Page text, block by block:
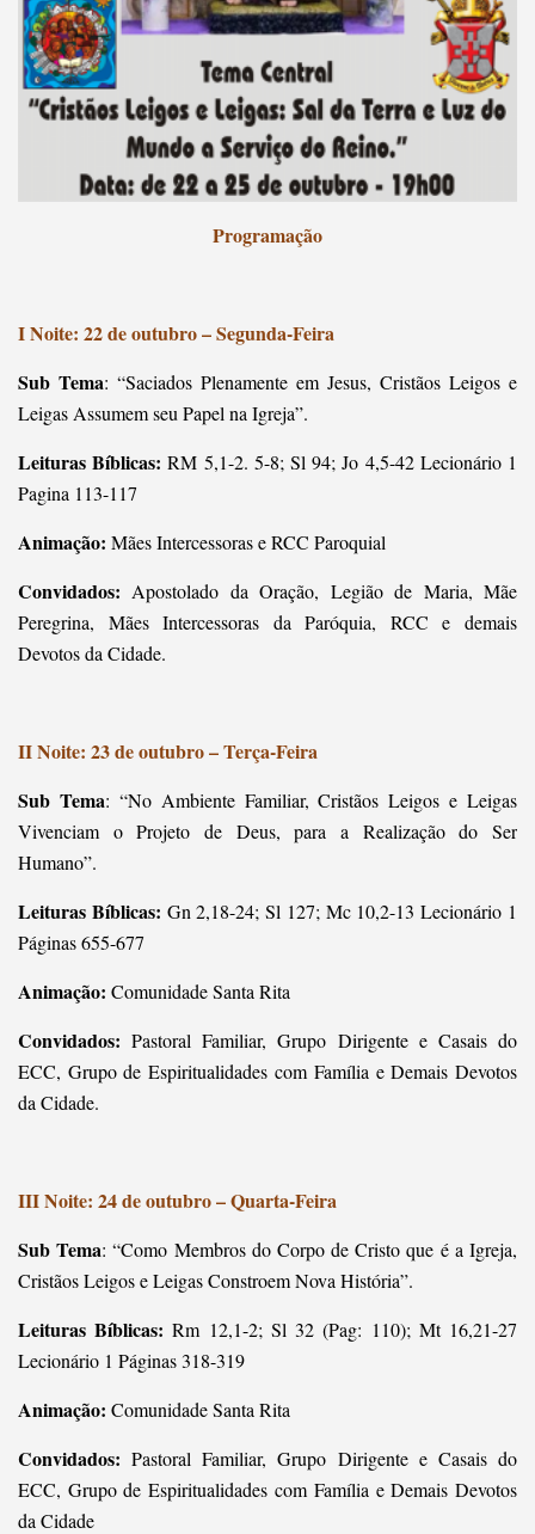
Programação
I Noite: 22 de outubro – Segunda-Feira
Sub Tema: “Saciados Plenamente em Jesus, Cristãos Leigos e
Leigas Assumem seu Papel na Igreja”.
Leituras Bíblicas:RM 5,1-2. 5-8; Sl 94; Jo 4,5-42 Lecionário 1
Pagina 113-117
Animação: Mães Intercessoras e RCC Paroquial
Convidados: Apostolado da Oração, Legião de Maria, Mãe
Peregrina, Mães Intercessoras da Paróquia, RCC e demais
Devotos da Cidade.
II Noite: 23 de outubro – Terça-Feira
Sub Tema: “No Ambiente Familiar, Cristãos Leigos e Leigas
Vivenciam o Projeto de Deus, para a Realização do Ser
Humano”.
Leituras Bíblicas: Gn 2,18-24; Sl 127; Mc 10,2-13 Lecionário 1
Páginas 655-677
Animação: Comunidade Santa Rita
Convidados: Pastoral Familiar, Grupo Dirigente e Casais do
ECC, Grupo de Espiritualidades com Família e Demais Devotos
da Cidade.
III Noite: 24 de outubro – Quarta-Feira
Sub Tema: “Como Membros do Corpo de Cristo que é a Igreja,
Cristãos Leigos e Leigas Constroem Nova História”.
Leituras Bíblicas:Rm 12,1-2; Sl 32 (Pag: 110); Mt 16,21-27
Lecionário 1 Páginas 318-319
Animação: Comunidade Santa Rita
Convidados: Pastoral Familiar, Grupo Dirigente e Casais do
ECC, Grupo de Espiritualidades com Família e Demais Devotos
da Cidade